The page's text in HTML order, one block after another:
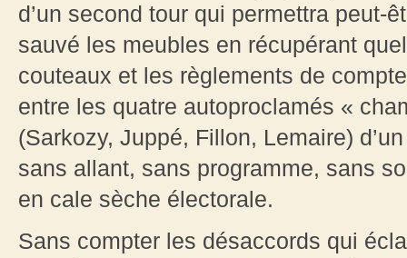
d’un second tour qui permettra peut-
sauvé les meubles en récupérant
couteaux et les règlements de
entre les quatre autoproclamés «
(Sarkozy, Juppé, Fillon, Lemaire)
sans allant, sans programme, sans
en cale sèche électorale.
Sans compter les désaccords qui